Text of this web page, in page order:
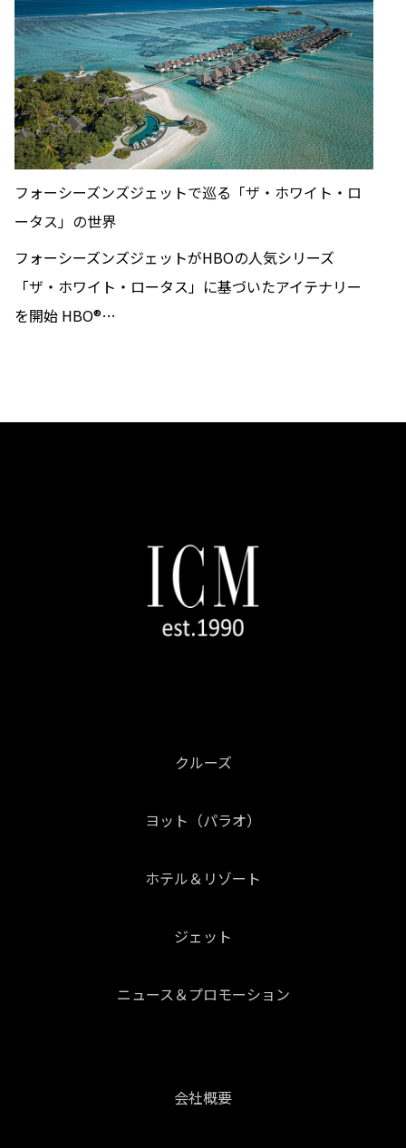
フォーシーズンズジェットで巡る「ザ・ホワイト・ロ
ータス」の世界
フォーシーズンズジェットがHBOの人気シリーズ
「ザ・ホワイト・ロータス」に基づいたアイテナリー
を開始 HBO®…
クルーズ
ヨット（パラオ）
ホテル＆リゾート
ジェット
ニュース＆プロモーション
会社概要